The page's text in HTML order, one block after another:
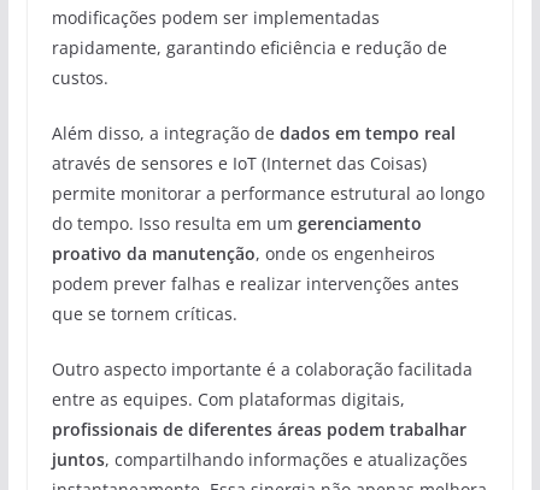
modificações podem ser implementadas
rapidamente, garantindo eficiência e redução de
custos.
Além disso, a integração de dados em tempo real
através de sensores e IoT (Internet das Coisas)
permite monitorar a performance estrutural ao longo
do tempo. Isso resulta em um gerenciamento
proativo da manutenção, onde os engenheiros
podem prever falhas e realizar intervenções antes
que se tornem críticas.
Outro aspecto importante é a colaboração facilitada
entre as equipes. Com plataformas digitais,
profissionais de diferentes áreas podem trabalhar
juntos, compartilhando informações e atualizações